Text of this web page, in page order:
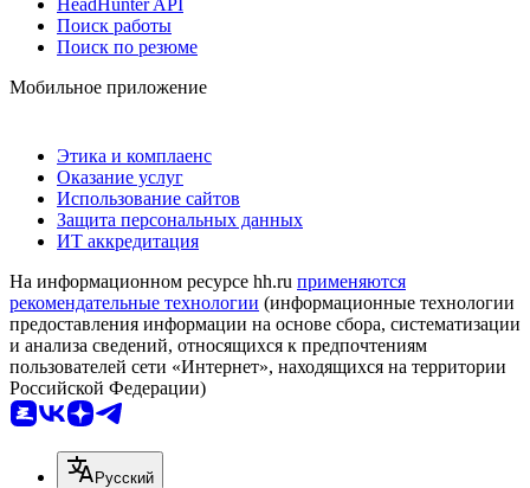
Поиск работы
Поиск по резюме
Мобильное приложение
Этика и комплаенс
Оказание услуг
Использование сайтов
Защита персональных данных
ИТ аккредитация
На информационном ресурсе hh.ru применяются
рекомендательные технологии (информационные технологии
предоставления информации на основе сбора, систематизации
и анализа сведений, относящихся к предпочтениям
пользователей сети «Интернет», находящихся на территории
Российской Федерации)
Русский